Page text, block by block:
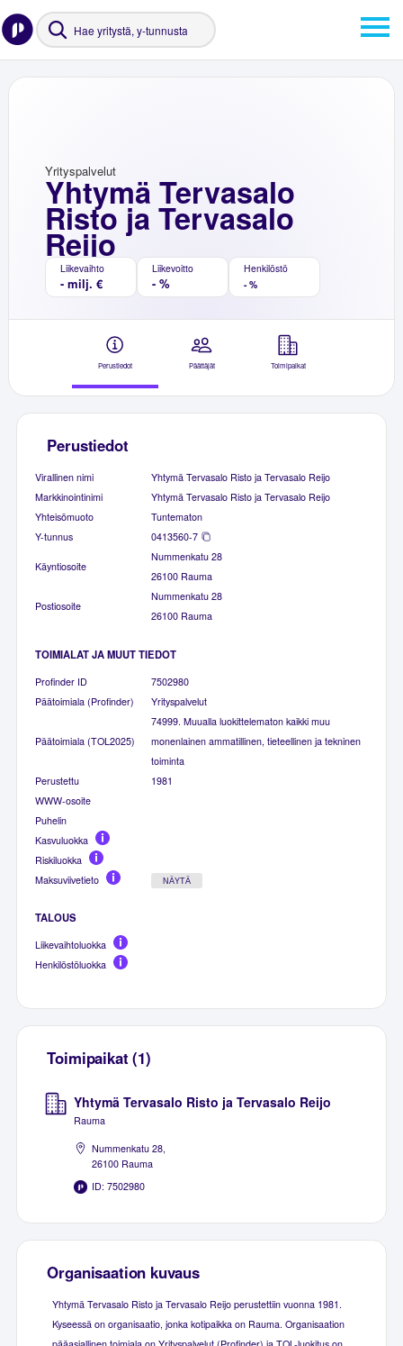
Yhtymä Tervasalo
Risto ja Tervasalo
Reijo
Yrityspalvelut
Liikevaihto
- milj. €
Liikevoitto
- %
Henkilöstö
- %
Perustiedot Päättäjät Toimipaikat
Perustiedot
Virallinen nimi
Yhtymä Tervasalo Risto ja Tervasalo Reijo
Markkinointinimi
Yhtymä Tervasalo Risto ja Tervasalo Reijo
Yhteisömuoto
Tuntematon
Y-tunnus
0413560-7
Käyntiosoite
Nummenkatu 28
26100 Rauma
Postiosoite
Nummenkatu 28
26100 Rauma
TOIMIALAT JA MUUT TIEDOT
Profinder ID
7502980
Päätoimiala (Profinder)
Yrityspalvelut
Päätoimiala (TOL2025)
74999. Muualla luokittelematon kaikki muu
monenlainen ammatillinen, tieteellinen ja tekninen
toiminta
Perustettu
1981
WWW-osoite
Puhelin
Kasvuluokka
Riskiluokka
Maksuviivetieto
NÄYTÄ
TALOUS
Liikevaihtoluokka
Henkilöstöluokka
Toimipaikat (1)
Yhtymä Tervasalo Risto ja Tervasalo Reijo
Rauma
Nummenkatu 28,
26100 Rauma
ID: 7502980
Organisaation kuvaus
Yhtymä Tervasalo Risto ja Tervasalo Reijo perustettiin vuonna 1981.
Kyseessä on organisaatio, jonka kotipaikka on Rauma. Organisaation